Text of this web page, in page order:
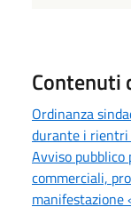
Contenuti
Ordinanza
durante i rientri
Avviso pubblico
commerciali,
manifestazione